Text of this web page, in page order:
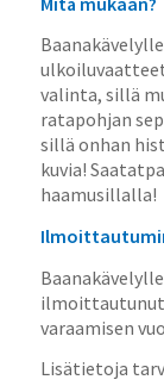
valinta, sillä
ratapohjan
sillä onhan
kuvia!
haamusillalla!
varaamisen
Lisätietoja